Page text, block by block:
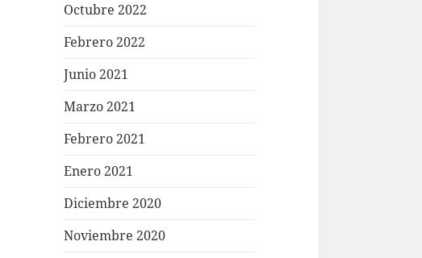
Octubre 2022
Febrero 2022
Junio 2021
Marzo 2021
Febrero 2021
Enero 2021
Diciembre 2020
Noviembre 2020